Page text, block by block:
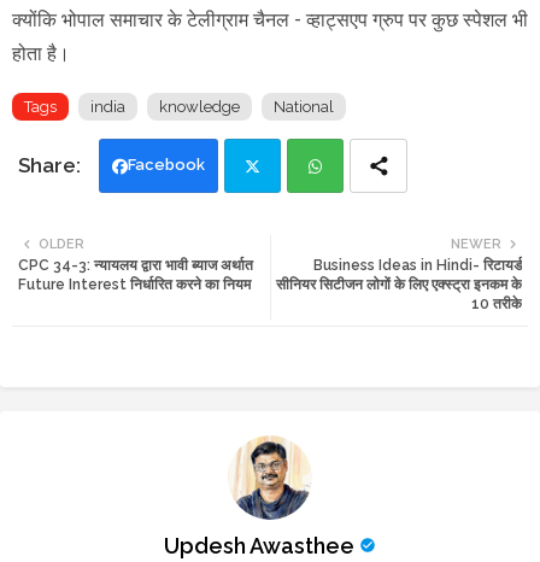
क्योंकि भोपाल समाचार के टेलीग्राम चैनल - व्हाट्सएप ग्रुप पर कुछ स्पेशल भी
होता है।
Tags india knowledge National
Facebook
tte ats
NEWER
Business Ideas in Hindi- रिटायर्ड
सीनियर सिटीजन लोगों के लिए एक्स्ट्रा इनकम के
10 तरीके
OLDER
CPC 34-3: न्यायलय द्वारा भावी ब्याज अर्थात
Future Interest निर्धारित करने का नियम
Updesh Awasthee